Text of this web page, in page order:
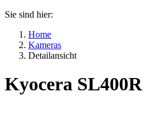
Sie sind hier:
Home
Kameras
Detailansicht
Kyocera SL400R